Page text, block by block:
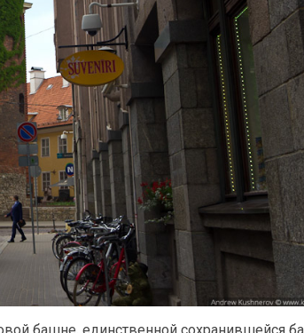
башне, единственной сохранившейся